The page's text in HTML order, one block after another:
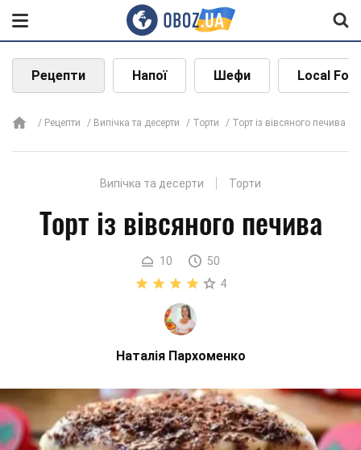
Рецепти Напої Шефи Local
Рецепти Випічка та десерти Торти Торт із вівсяного печива
Випічка та десерти Торти
Торт із вівсяного печива
10
50
4
Наталія Пархоменко